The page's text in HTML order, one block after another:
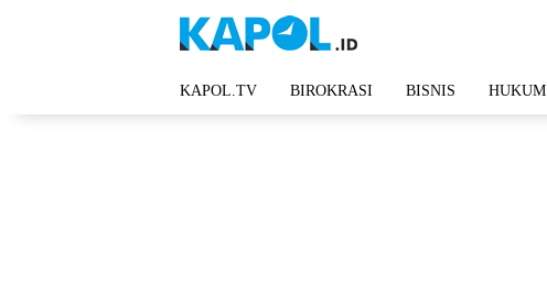
KAPOL.TV BIROKRASI BISNIS HUKUM